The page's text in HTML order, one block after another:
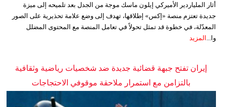
أثار الملياردير الأميركي إيلون ماسك موجة من الجدل بعد تلميحه إلى ميزة
جديدة تعتزم منصة «إكس» إطلاقها، تهدف إلى وضع علامة تحذيرية على الصور
المعدّلة، في خطوة قد تمثل تحولاً في تعامل المنصة مع المحتوى المضلل
وا...
المزيد
إيران تفتح جبهة قضائية جديدة ضد شخصيات رياضية وثقافية
بالتزامن مع استمرار ملاحقة موقوفي الاحتجاجات